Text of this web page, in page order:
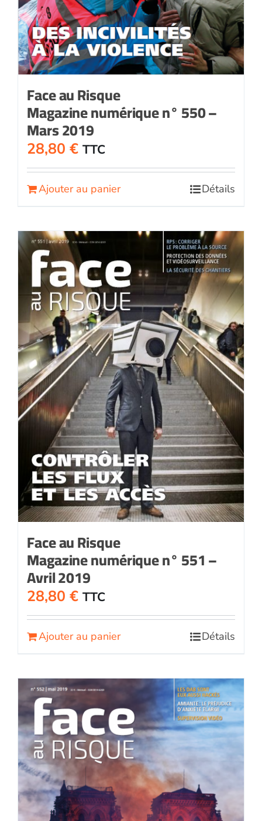
Face au Risque
Magazine numérique n° 550 –
Mars 2019
28,80 € TTC
Ajouter au panier Détails
Face au Risque
Magazine numérique n° 551 –
Avril 2019
28,80 € TTC
Ajouter au panier Détails